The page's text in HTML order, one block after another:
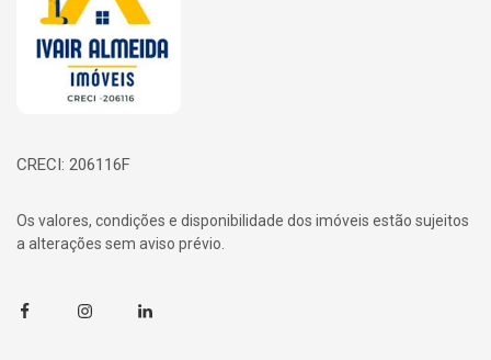
CRECI: 206116F
Os valores, condições e disponibilidade dos imóveis estão sujeitos
a alterações sem aviso prévio.
FacebookInstagramLinkedin